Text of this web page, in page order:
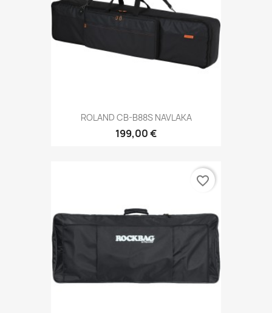
ROLAND CB-B88S NAVLAKA
199,00 €
favorite_border